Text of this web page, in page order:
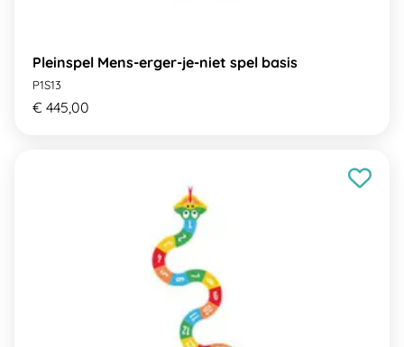
Pleinspel Mens-erger-je-niet spel basis
P1S13
€ 445,00